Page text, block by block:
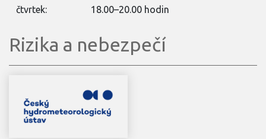
čtvrtek: 18.00–20.00 hodin
Rizika a nebezpečí